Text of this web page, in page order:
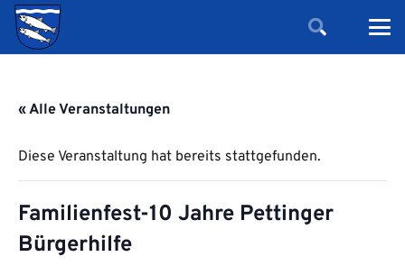
« Alle Veranstaltungen
Diese Veranstaltung hat bereits stattgefunden.
Familienfest-10 Jahre Pettinger
Bürgerhilfe